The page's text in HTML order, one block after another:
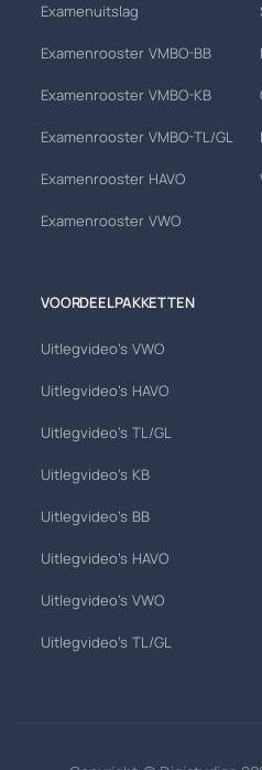
Examenuitslag
Examenrooster VMBO-BB
Examenrooster VMBO-KB
Examenrooster VMBO-TL/GL
Examenrooster HAVO
Examenrooster VWO
VOORDEELPAKKETTEN
Uitlegvideo's VWO
Uitlegvideo's HAVO
Uitlegvideo's TL/GL
Uitlegvideo's KB
Uitlegvideo's BB
Uitlegvideo's HAVO
Uitlegvideo's VWO
Uitlegvideo's TL/GL